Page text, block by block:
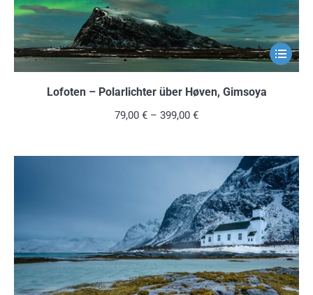
gewählt
werden
Dieses
Produkt
Die
Optionen
können
auf
der
gewählt
Lofoten – Polarlichter über Høven, Gimsoya
79,00 € – 399,00 €